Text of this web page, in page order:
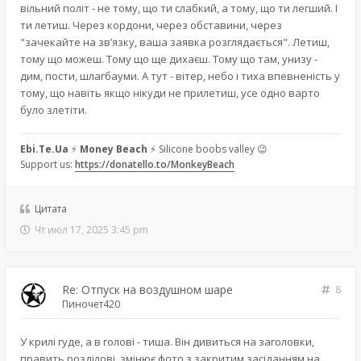
вільний політ - не тому, що ти слабкий, а тому, що ти легший. І
ти летиш. Через кордони, через обставини, через
"зачекайте на зв’язку, ваша заявка розглядається". Летиш,
тому що можеш. Тому що ще дихаєш. Тому що там, унизу -
дим, пости, шлагбауми. А тут - вітер, небо і тиха впевненість у
тому, що навіть якщо нікуди не прилетиш, усе одно варто
було злетіти.
Ebi.Te.Ua ⚡ Money Beach ⚡ Silicone boobs valley 😉
Support us: https://donatello.to/MonkeyBeach
Цитата
Чт июл 17, 2025 3:45 pm
Re: Отпуск на воздушном шаре
8
Пиночет420
У крилі гуде, а в голові - тиша. Він дивиться на заголовки,